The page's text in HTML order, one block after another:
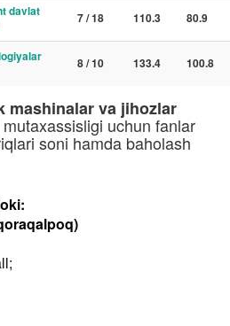
davlat
7 / 18 110.3 80.9
8 / 10 133.4 100.8
mashinalar va jihozlar
mutaxassisligi uchun fanlar
soni hamda baholash